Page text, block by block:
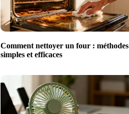
Comment nettoyer un four : méthodes
simples et efficaces